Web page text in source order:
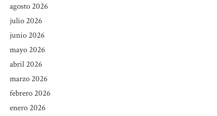
agosto 2026
julio 2026
junio 2026
mayo 2026
abril 2026
marzo 2026
febrero 2026
enero 2026